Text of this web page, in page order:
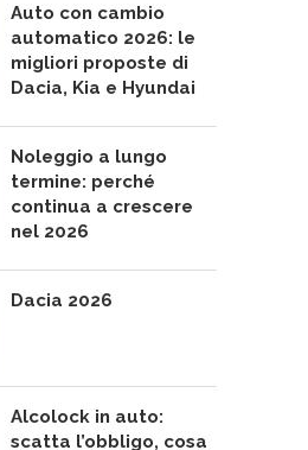
Auto con cambio
automatico 2026: le
migliori proposte di
Dacia, Kia e Hyundai
Noleggio a lungo
termine: perché
continua a crescere
nel 2026
Dacia 2026
Alcolock in auto:
scatta l’obbligo, cosa